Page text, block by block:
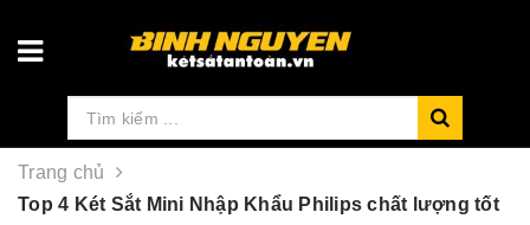
Trang chủ
Top 4 Két Sắt Mini Nhập Khẩu Philips chất lượng tốt